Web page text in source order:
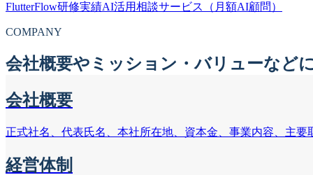
FlutterFlow研修実績AI活用相談サービス（月額AI顧問）
COMPANY
会社概要やミッション・バリューなど
会社概要
正式社名、代表氏名、本社所在地、資本金、事業内容、主要
経営体制